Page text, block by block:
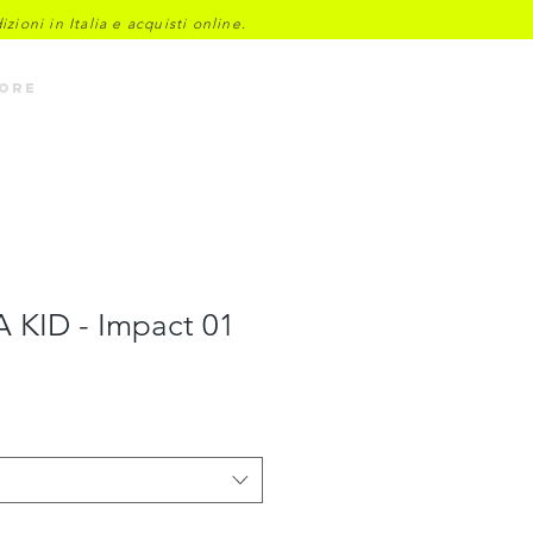
in Italia e acquisti online.
KID - Impact 01